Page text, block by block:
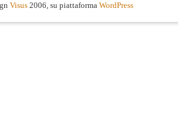
Visus 2006, su piattaforma WordPress